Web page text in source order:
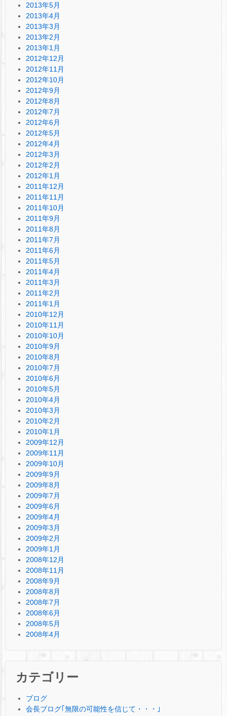
2013年5月
2013年4月
2013年3月
2013年2月
2013年1月
2012年12月
2012年11月
2012年10月
2012年9月
2012年8月
2012年7月
2012年6月
2012年5月
2012年4月
2012年3月
2012年2月
2012年1月
2011年12月
2011年11月
2011年10月
2011年9月
2011年8月
2011年7月
2011年6月
2011年5月
2011年4月
2011年3月
2011年2月
2011年1月
2010年12月
2010年11月
2010年10月
2010年9月
2010年8月
2010年7月
2010年6月
2010年5月
2010年4月
2010年3月
2010年2月
2010年1月
2009年12月
2009年11月
2009年10月
2009年9月
2009年8月
2009年7月
2009年6月
2009年4月
2009年3月
2009年2月
2009年1月
2008年12月
2008年11月
2008年9月
2008年8月
2008年7月
2008年6月
2008年5月
2008年4月
カテゴリー
ブログ
会長ブログ｢無限の可能性を信じて・・・｣